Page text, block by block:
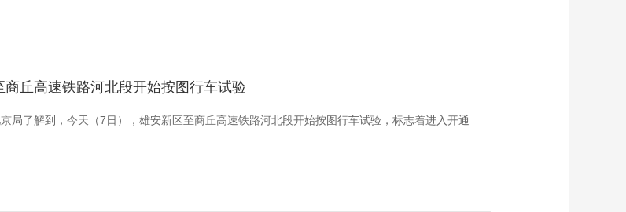
商丘高速铁路河北段开始按图行车试验
局了解到，今天（7日），雄安新区至商丘高速铁路河北段开始按图行车试验，标志着进入开通